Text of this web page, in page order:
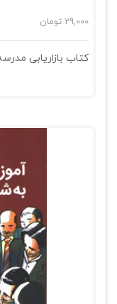
29,000 تومان
کتاب بازاریابی